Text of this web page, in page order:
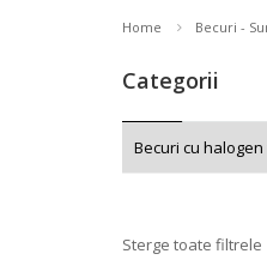
Home Becuri -
Categorii
Becuri cu
Sterge toate filtrele